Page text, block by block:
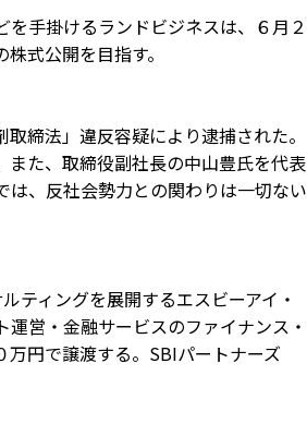
手掛けるランドビジネスは、６月２
式公開を目指す。
締法」違反容疑により逮捕された。
た、取締役副社長の中山豊氏を代表
、反社会勢力との関わりは一切ない
ティングを展開するエスビーアイ・
営・金融サービスのファイナンス・
円で譲渡する。SBIパートナーズ